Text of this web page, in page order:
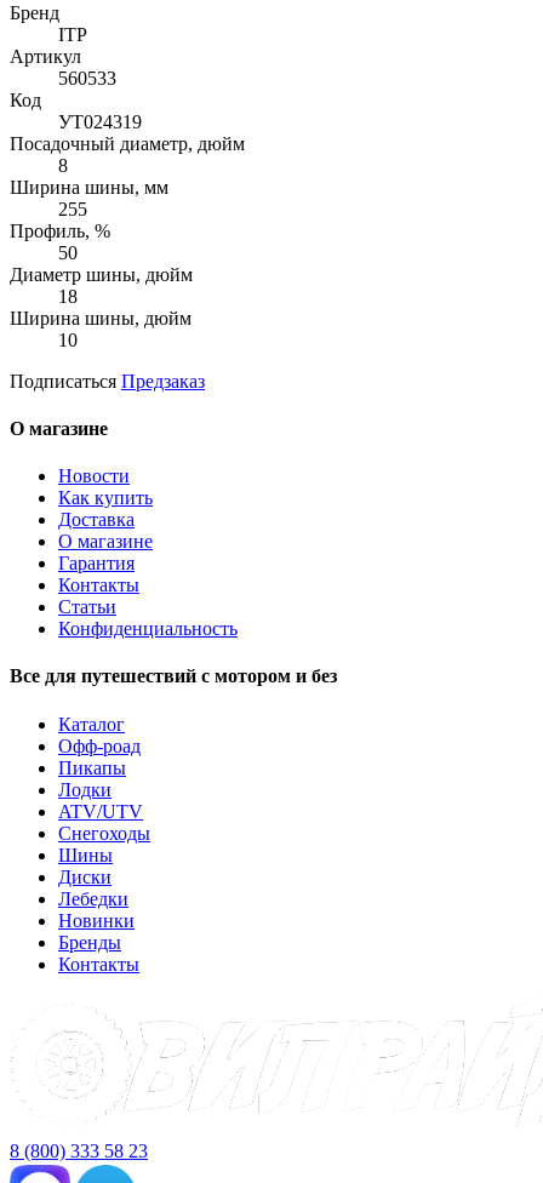
Бренд
ITP
Артикул
560533
Код
УТ024319
Посадочный диаметр, дюйм
8
Ширина шины, мм
255
Профиль, %
50
Диаметр шины, дюйм
18
Ширина шины, дюйм
10
Подписаться Предзаказ
О магазине
Новости
Как купить
Доставка
О магазине
Гарантия
Контакты
Статьи
Конфиденциальность
Все для путешествий с мотором и без
Каталог
Офф-роад
Пикапы
Лодки
ATV/UTV
Снегоходы
Шины
Диски
Лебедки
Новинки
Бренды
Контакты
8 (800) 333 58 23